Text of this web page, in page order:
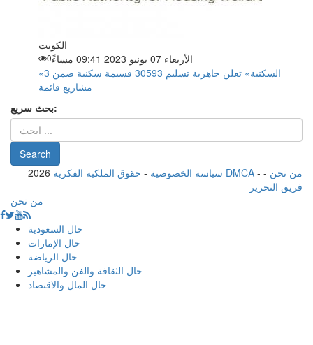
الكويت
الأربعاء 07 يونيو 2023 09:41 مساءً
0
«السكنية» تعلن جاهزية تسليم 30593 قسيمة سكنية ضمن 3
مشاريع قائمة
بحث سريع:
2026 سياسة الخصوصية - حقوق الملكية الفكرية DMCA - من نحن -
فريق التحرير
من نحن
حال السعودية
حال الإمارات
حال الرياضة
حال الثقافة والفن والمشاهير
حال المال والاقتصاد